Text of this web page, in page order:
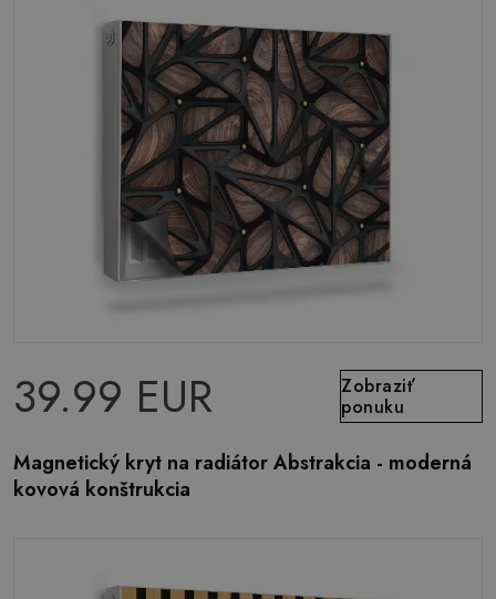
39.99 EUR
Zobraziť
ponuku
Magnetický kryt na radiátor Abstrakcia - moderná
kovová konštrukcia